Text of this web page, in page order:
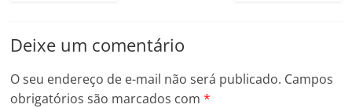
Deixe um comentário
O seu endereço de e-mail não será publicado. Campos
obrigatórios são marcados com*